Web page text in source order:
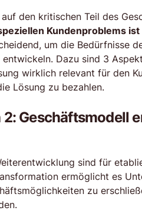
den kritischen Teil des
Kundenproblems
um die Bedürfnisse
entwickeln. Dazu sind 3
wirklich relevant für den
Lösung zu bezahlen.
Geschäftsmodell
sind für
ermöglicht es
zu